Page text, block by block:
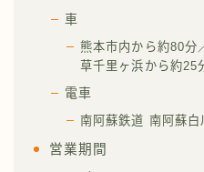
車
熊本市内から約80分
草千里ヶ浜から約25
電車
南阿蘇鉄道 南阿蘇
営業期間